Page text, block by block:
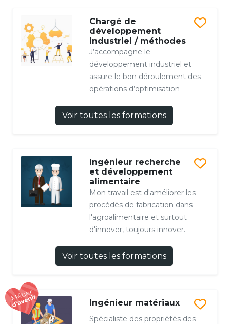
Chargé de
développement
industriel / méthodes
J’accompagne le
développement industriel et
assure le bon déroulement des
opérations d’optimisation
Voir toutes les formations
Ingénieur recherche
et développement
alimentaire
Mon travail est d'améliorer les
procédés de fabrication dans
l'agroalimentaire et surtout
d'innover, toujours innover.
Voir toutes les formations
Ingénieur matériaux
Spécialiste des propriétés des